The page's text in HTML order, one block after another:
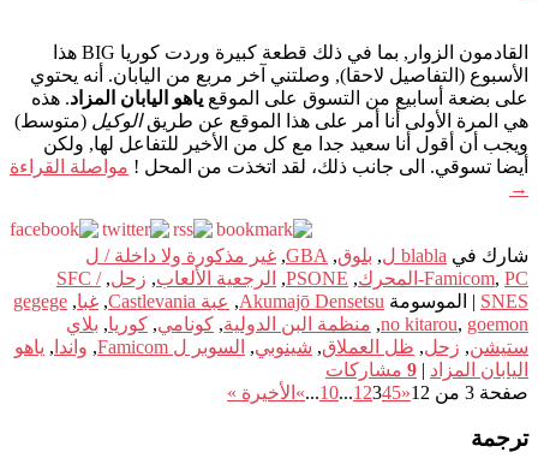
القادمون الزوار, بما في ذلك قطعة كبيرة وردت كوريا BIG هذا
الأسبوع (التفاصيل لاحقا), وصلتني آخر مربع من اليابان. أنه يحتوي
على بضعة أسابيع من التسوق على الموقع ياهو اليابان المزاد. هذه
هي المرة الأولى أنا أمر على هذا الموقع عن طريقالوكيل (متوسط)
ويجب أن أقول أنا سعيد جدا مع كل من الأخير للتفاعل لها, ولكن
أيضا تسوقي. الى جانب ذلك، لقد اتخذت من المحل ! مواصلة القراءة
→
شارك في blabla ل , بلوق,
GBA
, غير مذكورة ولا داخلة / ل
Famicom, PC-المحرك ,
PSONE
, الرجعية الألعاب, زحل,
SFC /
SNES
| الموسومة Akumajō Densetsu
, عبة Castlevania , غبا,
gegege
no kitarou, goemon
, منظمة البن الدولية, كونامي, كوريا, بلاي
ستيشن, زحل, ظل العملاق, شينوبي, السوبر ل Famicom , واندا , ياهو
اليابان المزاد |
9 مشاركات
صفحة 3 من 12
«
1 2345
...
10
...
» الأخيرة »
ترجمة